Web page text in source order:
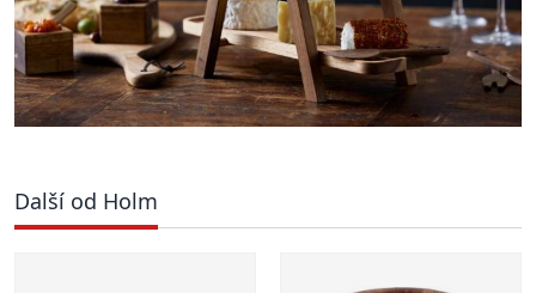
Další od Holm